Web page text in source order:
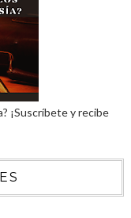
¡Suscríbete y recibe